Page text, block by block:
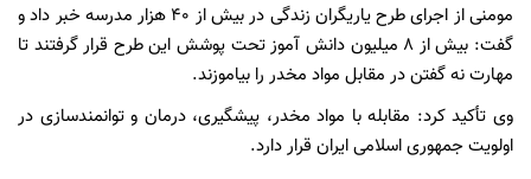
مومنی از اجرای طرح یاریگران زندگی در بیش از ۴۰ هزار مدرسه خبر داد و
گفت: بیش از ۸ میلیون دانش آموز تحت پوشش این طرح قرار گرفتند تا
مهارت نه گفتن در مقابل مواد مخدر را بیاموزند.
وی تأکید کرد: مقابله با مواد مخدر، پیشگیری، درمان و توانمندسازی در
اولویت جمهوری اسلامی ایران قرار دارد.